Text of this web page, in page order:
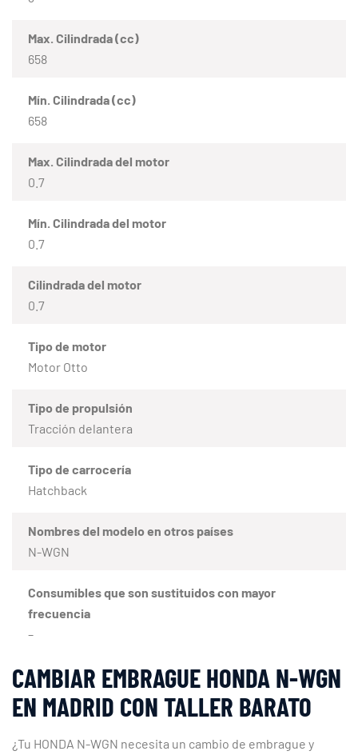
Max. Cilindrada (cc)
658
Mín. Cilindrada (cc)
658
Max. Cilindrada del motor
0.7
Mín. Cilindrada del motor
0.7
Cilindrada del motor
0.7
Tipo de motor
Motor Otto
Tipo de propulsión
Tracción delantera
Tipo de carrocería
Hatchback
Nombres del modelo en otros países
N-WGN
Consumibles que son sustituidos con mayor
frecuencia
–
CAMBIAR EMBRAGUE HONDA N-WGN
EN MADRID CON TALLER BARATO
¿Tu HONDA N-WGN necesita un cambio de embrague y